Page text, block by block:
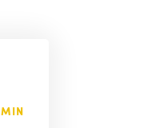
MIN